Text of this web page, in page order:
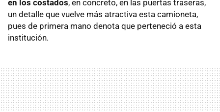
en los costados, en concreto, en las puertas traseras,
un detalle que vuelve más atractiva esta camioneta,
pues de primera mano denota que perteneció a esta
institución.